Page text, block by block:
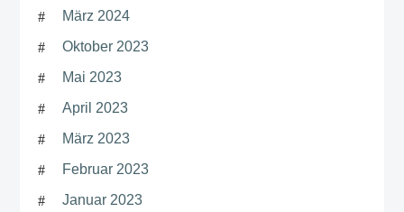
März 2024
Oktober 2023
Mai 2023
April 2023
März 2023
Februar 2023
Januar 2023